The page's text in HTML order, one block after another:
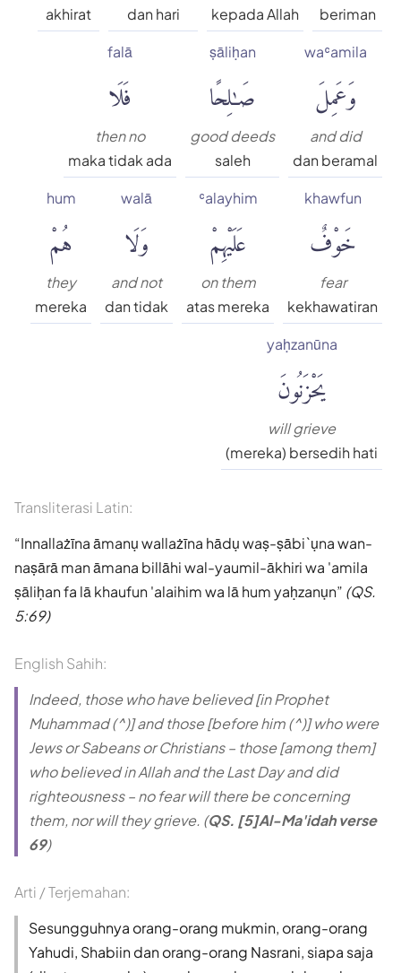
beriman
kepada Allah
dan hari
akhirat
waʿamila
وَعَمِلَ
and did
dan beramal
ṣāliḥan
صَٰلِحًا
good deeds
saleh
falā
فَلَا
then no
maka tidak ada
khawfun
خَوْفٌ
fear
kekhawatiran
ʿalayhim
عَلَيْهِمْ
on them
atas mereka
walā
وَلَا
and not
dan tidak
hum
هُمْ
they
mereka
yaḥzanūna
يَحْزَنُونَ
will grieve
(mereka) bersedih hati
Transliterasi Latin:
Innallażīna āmanụ wallażīna hādụ waṣ-ṣābi`ụna wan-
naṣārā man āmana billāhi wal-yaumil-ākhiri wa 'amila
ṣāliḥan fa lā khaufun 'alaihim wa lā hum yaḥzanụn (QS.
5:69)
English Sahih:
Indeed, those who have believed [in Prophet
Muhammad (^)] and those [before him (^)] who were
Jews or Sabeans or Christians – those [among them]
who believed in Allah and the Last Day and did
righteousness – no fear will there be concerning
them, nor will they grieve. (QS. [5]Al-Ma'idah verse
69)
Arti / Terjemahan:
Sesungguhnya orang-orang mukmin, orang-orang
Yahudi, Shabiin dan orang-orang Nasrani, siapa saja